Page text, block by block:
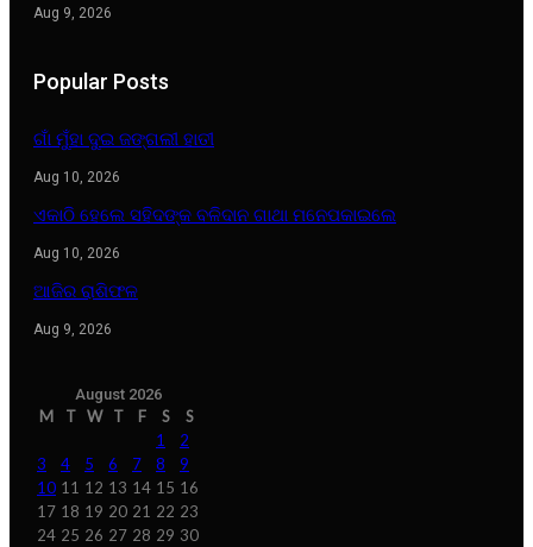
Aug 9, 2026
Popular Posts
ଗାଁ ମୁଁହା ଦୁଇ ଜଙ୍ଗଲୀ ହାତୀ
Aug 10, 2026
ଏକାଠି ହେଲେ ସହିଦଙ୍କ ବଳିଦାନ ଗାଥା ମନେପକାଇଲେ
Aug 10, 2026
ଆଜିର ରାଶିଫଳ
Aug 9, 2026
August 2026
M T W T F S
S
1
2
3
4 5 6 7 8
9
10 11 12 13 14 15 16
17 18 19 20 21 22 23
24 25 26 27 28 29 30